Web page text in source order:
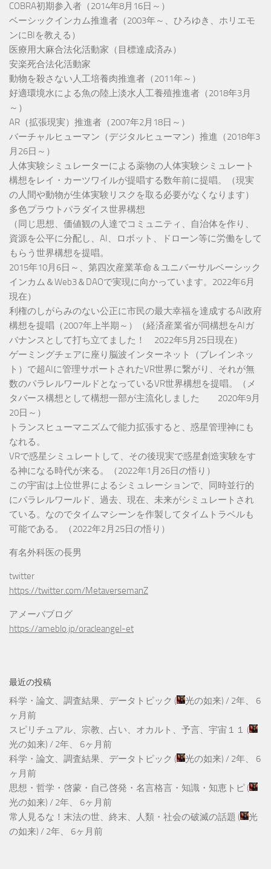
COBRA初期参入者（2014年8月16日～）
ベーシックインカム推進者（2003年～、ひろゆき、ホリエモ
ンにBIを教える）
医療用大麻合法化活動家（目標達成済み）
安楽死合法化活動家
動物を殺さない人工培養肉推進者（2011年～）
好適環境水による魚の陸上淡水人工養殖推進者（2018年3月
～）
AR（拡張現実）推進者（2007年2月18日～）
バーチャルヒューマン（デジタルヒューマン）推進（2018年3
月26日～）
人体実験シミュレーターによる薬物の人体実験シミュレート
構想をレイ・カーツワイルが提唱する数年前に提唱。（現実
の人間や動物が生体実験リスクを取る必要がなくなります）
多色プラウトパラダイス世界構想
（同じ思想、価値観の人達でコミュニティ、自治体を作り、
資源を公平に分配し、AI、ロボット、ドローン等に労働をして
もらう世界構想を提唱。
2015年10月6日～、第四次産業革命＆ユニバーサルベーシック
インカム＆Web3＆DAOで実現に向かっています。2022年6月
現在）
利権のしがらみのない公正に市民の最大幸福を達成するAI政府
構想を提唱（2007年上半期～）（経済産業省が同構想をAIガ
バナンスとして打ち立てました！ 2022年5月25日現在）
ゲーミングチェアに座り脳波インターネット（ブレインネッ
ト）で超AIに管理サポートされたVR世界に繋がり、それが無
数のパラレルワールドとなっているVR世界構想を提唱。（メ
タバース構想として構想一部が主流化しました 2020年9月
20日～）
トランスヒューマニズムで能力拡張すると、惑星管理神にも
なれる。
VRで惑星シミュレートして、その後現実で惑星創造実験をす
る神になる時代が来る。（2022年1月26日の悟り）
この宇宙は上位世界によるシミュレーションで、同時並行的
にパラレルワールド、過去、現在、未来がシミュレートされ
ている。なのでタイムマシーンを作製してタイムトラベルも
可能である。（2022年2月25日の悟り）
有名外科医の長男
twitter
https://twitter.com/MetaversemanZ
アメーバブログ
https://ameblo.jp/oracleangel-et
最近の投稿
科学・論文、調査結果、データトピック ( 光の如来) / 2年、 6
ヶ月前
スピリチュアル、宗教、占い、オカルト、予言、宇宙１１ (
光の如来) / 2年、 6ヶ月前
科学・論文、調査結果、データトピック ( 光の如来) / 2年、 6
ヶ月前
思想・哲学・啓蒙・自己啓発・名言格言・知識・知恵トピ (
光の如来) / 2年、 6ヶ月前
常人見るな！末法の世、終末、人類・社会の破滅の話題 (
光
の如来) / 2年、 6ヶ月前